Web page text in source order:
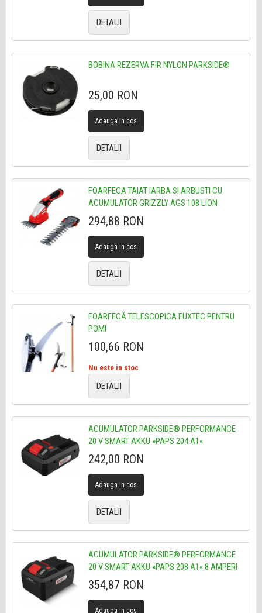
DETALII
BOBINA REZERVA FIR NYLON PARKSIDE®
25,00 RON
Adauga in cos
DETALII
FOARFECA TAIAT IARBA SI ARBUSTI CU
ACUMULATOR GRIZZLY AGS 108 LION
294,88 RON
Adauga in cos
DETALII
FOARFECĂ TELESCOPICA FUXTEC PENTRU
POMI
100,66 RON
Nu este in stoc
DETALII
ACUMULATOR PARKSIDE® PERFORMANCE
20 V SMART AKKU »PAPS 204 A1«
242,00 RON
Adauga in cos
DETALII
ACUMULATOR PARKSIDE® PERFORMANCE
20 V SMART AKKU »PAPS 208 A1« 8 AMPERI
354,87 RON
Adauga in cos